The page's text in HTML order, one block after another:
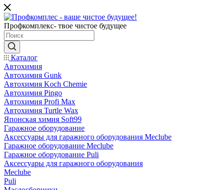
Профкомплекс- твое чистое будущее
Каталог
Автохимия
Автохимия Gunk
Автохимия Koch Chemie
Автохимия Pingo
Автохимия Profi Max
Автохимия Turtle Wax
Японская химия Soft99
Гаражное оборудование
Аксессуары для гаражного оборудования Meclube
Гаражное оборудование Meclube
Гаражное оборудование Puli
Аксессуары для гаражного оборудования
Meclube
Puli